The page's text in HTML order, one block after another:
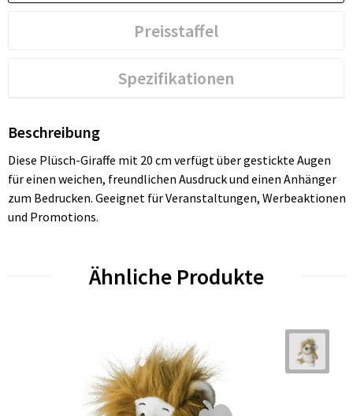
Preisstaffel
Spezifikationen
Beschreibung
Diese Plüsch-Giraffe mit 20 cm verfügt über gestickte Augen
für einen weichen, freundlichen Ausdruck und einen Anhänger
zum Bedrucken. Geeignet für Veranstaltungen, Werbeaktionen
und Promotions.
Ähnliche Produkte